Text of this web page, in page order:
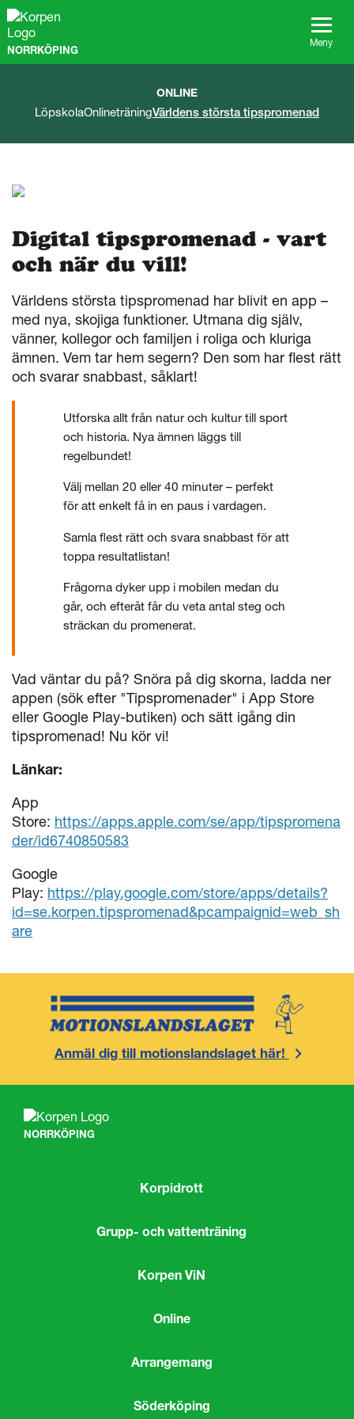
G
NORRKÖPING
Meny
ONLINE
LöpskolaOnlineträningVärldens största tipspromenad
Digital tipspromenad - vart
och när du vill!
Världens största tipspromenad har blivit en app –
med nya, skojiga funktioner. Utmana dig själv,
vänner, kollegor och familjen i roliga och kluriga
ämnen. Vem tar hem segern? Den som har flest rätt
och svarar snabbast, såklart!
Utforska allt från natur och kultur till sport
och historia. Nya ämnen läggs till
regelbundet!
Välj mellan 20 eller 40 minuter – perfekt
för att enkelt få in en paus i vardagen.
Samla flest rätt och svara snabbast för att
toppa resultatlistan!
Frågorna dyker upp i mobilen medan du
går, och efteråt får du veta antal steg och
sträckan du promenerat.
Vad väntar du på? Snöra på dig skorna, ladda ner
appen (sök efter "Tipspromenader" i App Store
eller Google Play-butiken) och sätt igång din
tipspromenad! Nu kör vi!
Länkar:
App
Store: https://apps.apple.com/se/app/tipspromena
der/id6740850583
Google
Play: https://play.google.com/store/apps/details?
id=se.korpen.tipspromenad&pcampaignid=web_sh
are
Anmäl dig till motionslandslaget här!
NORRKÖPING
Korpidrott
Grupp- och vattenträning
Korpen ViN
Online
Arrangemang
Söderköping